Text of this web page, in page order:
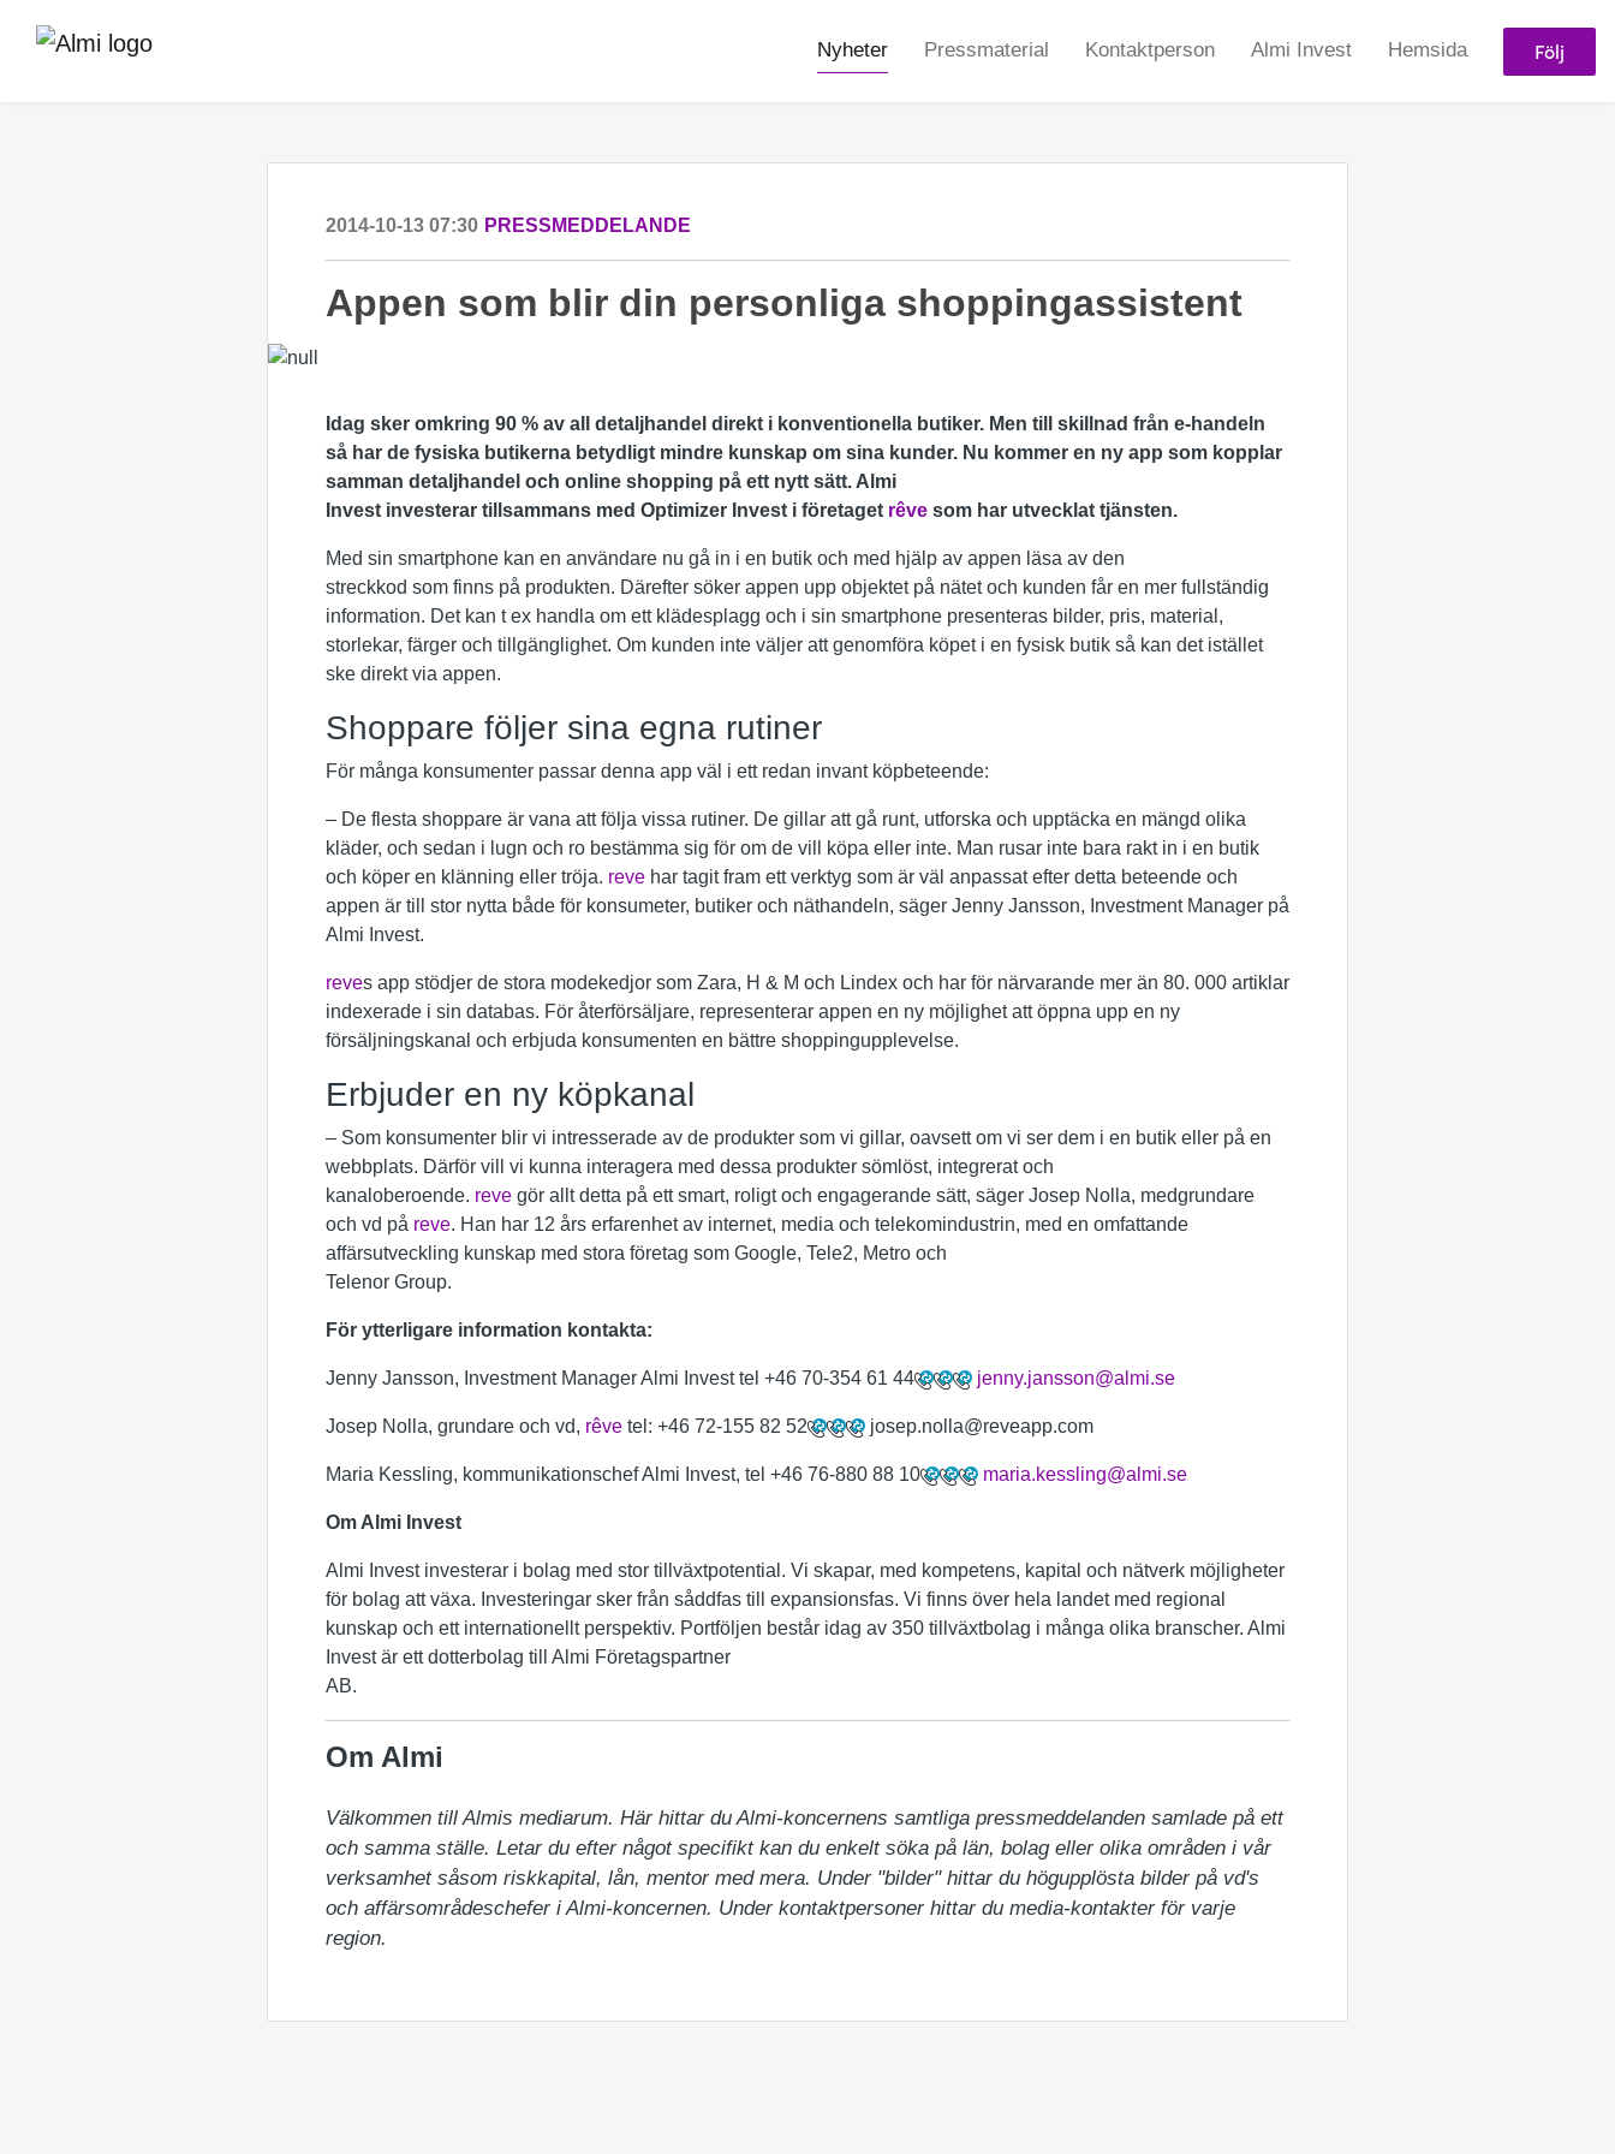
Nyheter Pressmaterial Kontaktperson Almi Invest Hemsida Följ
2014-10-13 07:30 PRESSMEDDELANDE
Appen som blir din personliga shoppingassistent
Idag sker omkring 90 % av all detaljhandel direkt i konventionella butiker. Men till skillnad från e-handeln
så har de fysiska butikerna betydligt mindre kunskap om sina kunder. Nu kommer en ny app som kopplar
samman detaljhandel och online shopping på ett nytt sätt. Almi
Invest investerar tillsammans med Optimizer Invest i företaget rêve som har utvecklat tjänsten.
Med sin smartphone kan en användare nu gå in i en butik och med hjälp av appen läsa av den
streckkod som finns på produkten. Därefter söker appen upp objektet på nätet och kunden får en mer fullständig
information. Det kan t ex handla om ett klädesplagg och i sin smartphone presenteras bilder, pris, material,
storlekar, färger och tillgänglighet. Om kunden inte väljer att genomföra köpet i en fysisk butik så kan det istället
ske direkt via appen.
Shoppare följer sina egna rutiner
För många konsumenter passar denna app väl i ett redan invant köpbeteende:
– De flesta shoppare är vana att följa vissa rutiner. De gillar att gå runt, utforska och upptäcka en mängd olika
kläder, och sedan i lugn och ro bestämma sig för om de vill köpa eller inte. Man rusar inte bara rakt in i en butik
och köper en klänning eller tröja. reve har tagit fram ett verktyg som är väl anpassat efter detta beteende och
appen är till stor nytta både för konsumeter, butiker och näthandeln, säger Jenny Jansson, Investment Manager på
Almi Invest.
reves app stödjer de stora modekedjor som Zara, H & M och Lindex och har för närvarande mer än 80. 000 artiklar
indexerade i sin databas. För återförsäljare, representerar appen en ny möjlighet att öppna upp en ny
försäljningskanal och erbjuda konsumenten en bättre shoppingupplevelse.
Erbjuder en ny köpkanal
– Som konsumenter blir vi intresserade av de produkter som vi gillar, oavsett om vi ser dem i en butik eller på en
webbplats. Därför vill vi kunna interagera med dessa produkter sömlöst, integrerat och
kanaloberoende. reve gör allt detta på ett smart, roligt och engagerande sätt, säger Josep Nolla, medgrundare
och vd på reve. Han har 12 års erfarenhet av internet, media och telekomindustrin, med en omfattande
affärsutveckling kunskap med stora företag som Google, Tele2, Metro och
Telenor Group.
För ytterligare information kontakta:
Jenny Jansson, Investment Manager Almi Invest tel +46 70-354 61 44 jenny.jansson@almi.se
Josep Nolla, grundare och vd, rêve tel: +46 72-155 82 52 josep.nolla@reveapp.com
Maria Kessling, kommunikationschef Almi Invest, tel +46 76-880 88 10 maria.kessling@almi.se
Om Almi Invest
Almi Invest investerar i bolag med stor tillväxtpotential. Vi skapar, med kompetens, kapital och nätverk möjligheter
för bolag att växa. Investeringar sker från såddfas till expansionsfas. Vi finns över hela landet med regional
kunskap och ett internationellt perspektiv. Portföljen består idag av 350 tillväxtbolag i många olika branscher. Almi
Invest är ett dotterbolag till Almi Företagspartner
AB.
Om Almi
Välkommen till Almis mediarum. Här hittar du Almi-koncernens samtliga pressmeddelanden samlade på ett
och samma ställe. Letar du efter något specifikt kan du enkelt söka på län, bolag eller olika områden i vår
verksamhet såsom riskkapital, lån, mentor med mera. Under "bilder" hittar du högupplösta bilder på vd's
och affärsområdeschefer i Almi-koncernen. Under kontaktpersoner hittar du media-kontakter för varje
region.